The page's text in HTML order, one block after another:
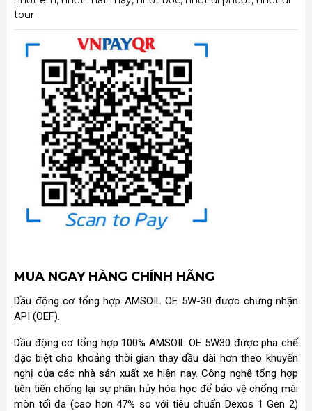
tour
MUA NGAY HÀNG CHÍNH HÃNG
Dầu động cơ tổng hợp AMSOIL OE 5W-30 được chứng nhận
API (OEF).
Dầu động cơ tổng hợp 100% AMSOIL OE 5W30 được pha chế
đặc biệt cho khoảng thời gian thay dầu dài hơn theo khuyến
nghị của các nhà sản xuất xe hiện nay. Công nghệ tổng hợp
tiên tiến chống lại sự phân hủy hóa học để bảo vệ chống mài
mòn tối đa (cao hơn 47% so với tiêu chuẩn Dexos 1 Gen 2)